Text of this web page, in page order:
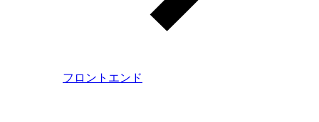
フロントエンド